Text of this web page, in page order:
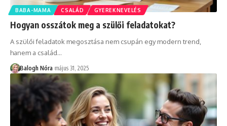
BABA-MAMA CSALÁD GYEREKNEVELÉS
Hogyan osszátok meg a szülői feladatokat?
A szülői feladatok megosztása nem csupán egy modern trend,
hanem a család…
Balogh Nóra május 31, 2025